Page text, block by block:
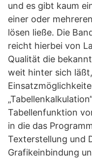
und es gibt kaum
einer oder
lösen ließe. Die
reicht hierbei von
Qualität die
weit hinter sich
Tabellenfunktion
in die das
Texterstellung und
Grafikeinbindung